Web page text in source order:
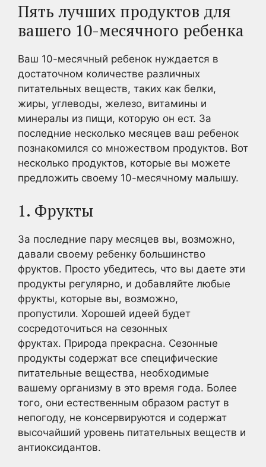
Пять лучших продуктов для
вашего 10-месячного ребенка
Ваш 10-месячный ребенок нуждается в
достаточном количестве различных
питательных веществ, таких как белки,
жиры, углеводы, железо, витамины и
минералы из пищи, которую он ест. За
последние несколько месяцев ваш ребенок
познакомился со множеством продуктов. Вот
несколько продуктов, которые вы можете
предложить своему 10-месячному малышу.
1. Фрукты
За последние пару месяцев вы, возможно,
давали своему ребенку большинство
фруктов. Просто убедитесь, что вы даете эти
продукты регулярно, и добавляйте любые
фрукты, которые вы, возможно,
пропустили. Хорошей идеей будет
сосредоточиться на сезонных
фруктах. Природа прекрасна. Сезонные
продукты содержат все специфические
питательные вещества, необходимые
вашему организму в это время года. Более
того, они естественным образом растут в
непогоду, не консервируются и содержат
высочайший уровень питательных веществ и
антиоксидантов.